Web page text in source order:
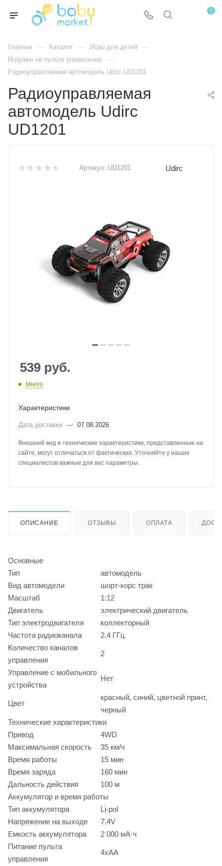
0
Главная — Каталог — Игры для детей —
Игрушки на пульте управления —
Радиоуправляемая автомодель Udirc UD1201
Радиоуправляемая
автомодель Udirc
UD1201
Артикул: UD1201 Udirc
539 руб.
Много
Характеристики
Дата доставки — 07.08.2026
Внешний вид и технические характеристики, представленные на
сайте, могут отличаться от фактических. Уточняйте у наших
специалистов важные для вас параметры.
ОПИСАНИЕ ОТЗЫВЫ ОПЛАТА
Основные
Тип
автомодель
Вид автомодели
шорт-корс трак
Масштаб
1:12
Двигатель
электрический двигатель
Тип электродвигателя
коллекторный
Частота радиоканала
2.4 ГГц
Количество каналов
управления
2
Управление с мобильного
устройства
Нет
Цвет
красный, синий, цветной принт,
черный
Технические характеристики
Привод
4WD
Максимальная скорость
35 км/ч
Время работы
15 мин
Время заряда
160 мин
Дальность действия
100 м
Аккумулятор и время работы
Тип аккумулятора
Li-pol
Напряжение на выходе
7.4V
Емкость аккумулятора
2 000 мА·ч
Питание пульта
управления
4xAA